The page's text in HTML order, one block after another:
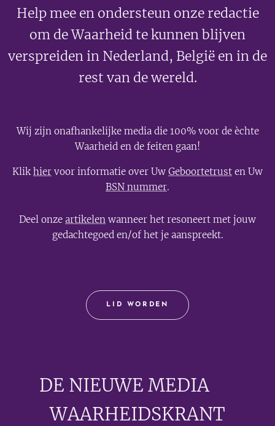
Help mee en ondersteun onze redactie
om de Waarheid te kunnen blijven
verspreiden in Nederland, België en in de
rest van de wereld.
Wij zijn onafhankelijke media die 100% voor de èchte
Waarheid en de feiten gaan!
Klikhier voor informatie over Uw Geboortetrust en Uw
BSN nummer.
Deel onze artikelen wanneer het resoneert met jouw
gedachtegoed en/of het je aanspreekt.
LID WORDEN
DE NIEUWE MEDIA🟣
WAARHEIDSKRANT